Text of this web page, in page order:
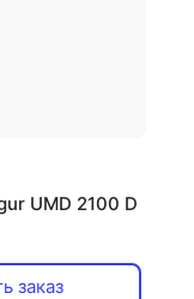
UMD 2100 D
заказ